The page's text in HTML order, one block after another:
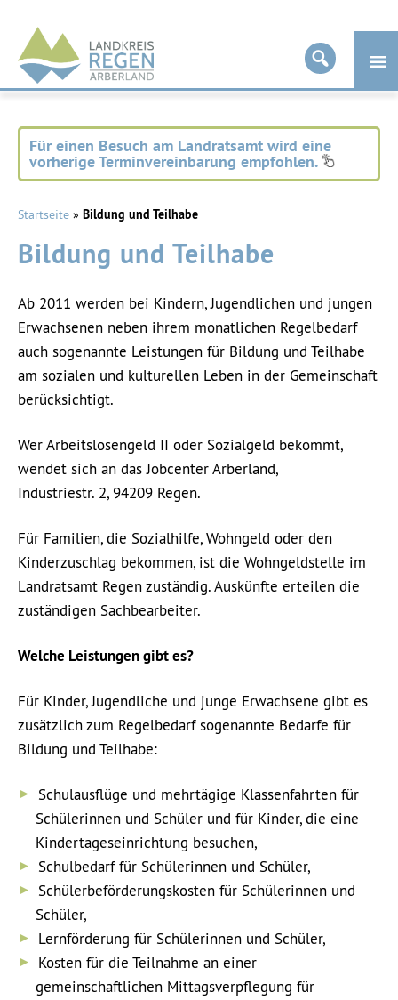
Landkreis
Regen
Für einen Besuch am Landratsamt wird eine
vorherige Terminvereinbarung empfohlen.
Startseite » Bildung und Teilhabe
Bildung und Teilhabe
Ab 2011 werden bei Kindern, Jugendlichen und jungen
Erwachsenen neben ihrem monatlichen Regelbedarf
auch sogenannte Leistungen für Bildung und Teilhabe
am sozialen und kulturellen Leben in der Gemeinschaft
berücksichtigt.
Wer Arbeitslosengeld II oder Sozialgeld bekommt,
wendet sich an das Jobcenter Arberland,
Industriestr. 2, 94209 Regen.
Für Familien, die Sozialhilfe, Wohngeld oder den
Kinderzuschlag bekommen, ist die Wohngeldstelle im
Landratsamt Regen zuständig. Auskünfte erteilen die
zuständigen Sachbearbeiter.
Welche Leistungen gibt es?
Für Kinder, Jugendliche und junge Erwachsene gibt es
zusätzlich zum Regelbedarf sogenannte Bedarfe für
Bildung und Teilhabe:
Schulausflüge und mehrtägige Klassenfahrten für
Schülerinnen und Schüler und für Kinder, die eine
Kindertageseinrichtung besuchen,
Schulbedarf für Schülerinnen und Schüler,
Schülerbeförderungskosten für Schülerinnen und
Schüler,
Lernförderung für Schülerinnen und Schüler,
Kosten für die Teilnahme an einer
gemeinschaftlichen Mittagsverpflegung für